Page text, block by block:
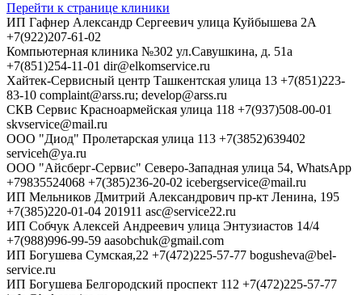
Перейти к странице клиники
ИП Гафнер Александр Сергеевич улица Куйбышева 2А
+7(922)207-61-02
Компьютерная клиника №302 ул.Савушкина, д. 51а
+7(851)254-11-01 dir@elkomservice.ru
Хайтек-Сервисный центр Ташкентская улица 13 +7(851)223-
83-10 complaint@arss.ru; develop@arss.ru
СКВ Сервис Красноармейская улица 118 +7(937)508-00-01
skvservice@mail.ru
ООО "Диод" Пролетарская улица 113 +7(3852)639402
serviceh@ya.ru
ООО "Айсберг-Сервис" Северо-Западная улица 54, WhatsApp
+79835524068 +7(385)236-20-02 icebergservice@mail.ru
ИП Мельников Дмитрий Александрович пр-кт Ленина, 195
+7(385)220-01-04 201911 asc@service22.ru
ИП Собчук Алексей Андреевич улица Энтузиастов 14/4
+7(988)996-99-59 aasobchuk@gmail.com
ИП Богушева Сумская,22 +7(472)225-57-77 bogusheva@bel-
service.ru
ИП Богушева Белгородский проспект 112 +7(472)225-57-77